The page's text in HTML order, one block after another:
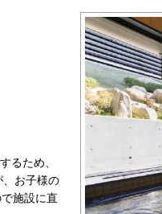
るため、
お子様の
施設に直